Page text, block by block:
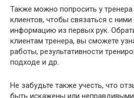
Также можно попросить у тренера
клиентов, чтобы связаться с ними
информацию из первых рук.
клиентам тренера, вы сможете
работы, результативности
подходе и др.
Не забудьте также учесть, что
быть искажены или